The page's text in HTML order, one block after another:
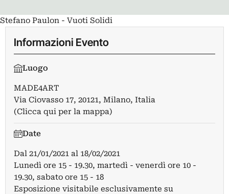
Stefano Paulon - Vuoti Solidi
Informazioni Evento
Luogo
MADE4ART
Via Ciovasso 17, 20121, Milano, Italia
(Clicca qui per la mappa)
Date
Dal 21/01/2021 al 18/02/2021
Lunedì ore 15 - 19.30, martedì - venerdì ore 10 -
19.30, sabato ore 15 - 18
Esposizione visitabile esclusivamente su